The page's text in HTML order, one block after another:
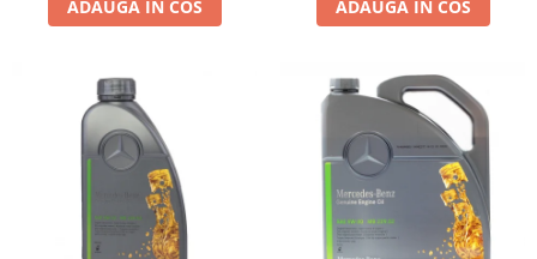
Lichid de frana
Filtre moto
Filtru combustibil
Buson golire ulei
Filtru ulei moto
Filtru aer moto
Intretinere si curatare filtre moto
ADAUGA IN COS ADAUGA IN COS